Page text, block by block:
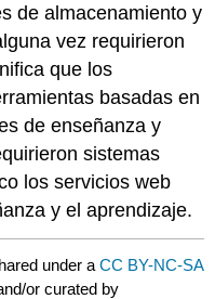
de almacenamiento y
vez requirieron
que los
basadas en
de enseñanza y
sistemas
los servicios web
y el aprendizaje.
under aCC BY-NC-SA
or curated by